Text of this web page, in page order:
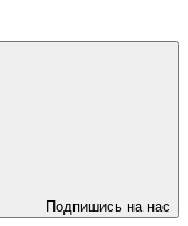
Подпишись на нас